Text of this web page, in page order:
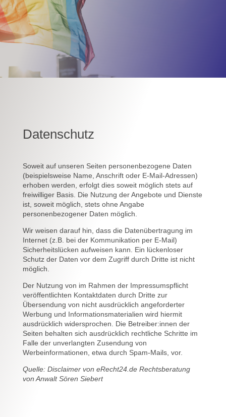
Datenschutz
Soweit auf unseren Seiten personenbezogene Daten
(beispielsweise Name, Anschrift oder E-Mail-Adressen)
erhoben werden, erfolgt dies soweit möglich stets auf
freiwilliger Basis. Die Nutzung der Angebote und Dienste
ist, soweit möglich, stets ohne Angabe
personenbezogener Daten möglich.
Wir weisen darauf hin, dass die Datenübertragung im
Internet (z.B. bei der Kommunikation per E-Mail)
Sicherheitslücken aufweisen kann. Ein lückenloser
Schutz der Daten vor dem Zugriff durch Dritte ist nicht
möglich.
Der Nutzung von im Rahmen der Impressumspflicht
veröffentlichten Kontaktdaten durch Dritte zur
Übersendung von nicht ausdrücklich angeforderter
Werbung und Informationsmaterialien wird hiermit
ausdrücklich widersprochen. Die Betreiber:innen der
Seiten behalten sich ausdrücklich rechtliche Schritte im
Falle der unverlangten Zusendung von
Werbeinformationen, etwa durch Spam-Mails, vor.
Quelle: Disclaimer von eRecht24.de Rechtsberatung
von Anwalt Sören Siebert